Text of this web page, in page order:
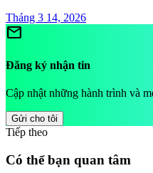
Tháng 3 14, 2026
mail
Đăng ký nhận tin
Cập nhật những hành trình và
Gửi cho tôi
Tiếp theo
Có thể bạn quan tâm